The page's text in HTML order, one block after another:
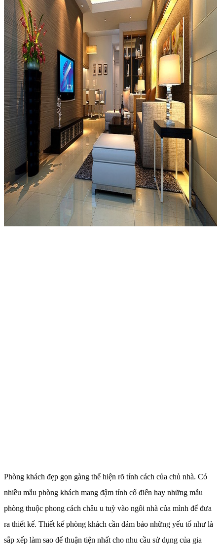
Phòng khách đẹp gọn gàng thể hiện rõ tính cách của chủ nhà. Có
nhiều mẫu phòng khách mang đậm tính cổ điển hay những mẫu
phòng thuộc phong cách châu u tuỳ vào ngôi nhà của mình để đưa
ra thiết kế. Thiết kế phòng khách cần đảm bảo những yếu tố như là
sắp xếp làm sao để thuận tiện nhất cho nhu cầu sử dụng của gia